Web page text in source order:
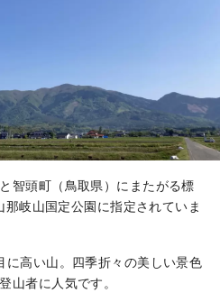
智頭町（鳥取県）にまたがる標
岐山国定公園に指定されていま
に高い山。四季折々の美しい景色
山者に人気です。